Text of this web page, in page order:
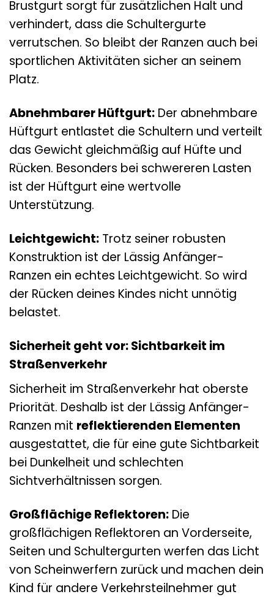
Brustgurt sorgt für zusätzlichen Halt und
verhindert, dass die Schultergurte
verrutschen. So bleibt der Ranzen auch bei
sportlichen Aktivitäten sicher an seinem
Platz.
Abnehmbarer Hüftgurt: Der abnehmbare
Hüftgurt entlastet die Schultern und verteilt
das Gewicht gleichmäßig auf Hüfte und
Rücken. Besonders bei schwereren Lasten
ist der Hüftgurt eine wertvolle
Unterstützung.
Leichtgewicht: Trotz seiner robusten
Konstruktion ist der Lässig Anfänger-
Ranzen ein echtes Leichtgewicht. So wird
der Rücken deines Kindes nicht unnötig
belastet.
Sicherheit geht vor: Sichtbarkeit im
Straßenverkehr
Sicherheit im Straßenverkehr hat oberste
Priorität. Deshalb ist der Lässig Anfänger-
Ranzen mit reflektierenden Elementen
ausgestattet, die für eine gute Sichtbarkeit
bei Dunkelheit und schlechten
Sichtverhältnissen sorgen.
Großflächige Reflektoren: Die
großflächigen Reflektoren an Vorderseite,
Seiten und Schultergurten werfen das Licht
von Scheinwerfern zurück und machen dein
Kind für andere Verkehrsteilnehmer gut